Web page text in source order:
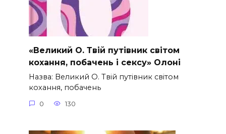
«Великий О. Твій путівник світом
кохання, побачень і сексу» Олоні
Назва: Великий О. Твій путівник світом
кохання, побачень
0 130